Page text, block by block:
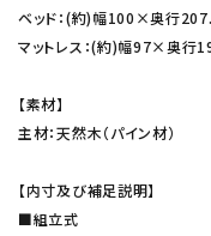
ベッド：(約)幅100×奥行
マットレス：(約)幅97×奥
【素材】
主材：天然木（パイン材）
【内寸及び補足説明】
■組立式